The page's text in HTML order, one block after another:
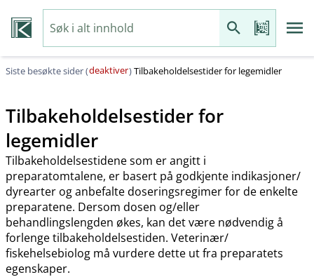
Siste besøkte sider (deaktiver)Tilbakeholdelsestider for legemidler
Tilbakeholdelsestider for
legemidler
Tilbakeholdelsestidene som er angitt i
preparatomtalene, er basert på godkjente indikasjoner​/​
dyrearter og anbefalte doseringsregimer for de enkelte
preparatene. Dersom dosen og​/​eller
behandlingslengden økes, kan det være nødvendig å
forlenge tilbakeholdelsestiden. Veterinær​/​
fiskehelsebiolog må vurdere dette ut fra preparatets
egenskaper.